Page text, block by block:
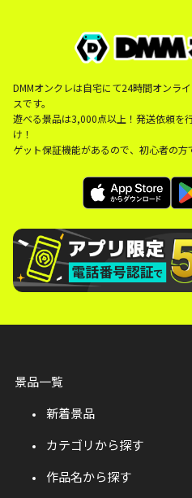
DMMオンクレは自宅にて24時間オンラ
スです。
遊べる景品は3,000点以上！発送依頼を
け！
ゲット保証機能があるので、初心者の方
景品一覧
新着景品
カテゴリから探す
作品名から探す